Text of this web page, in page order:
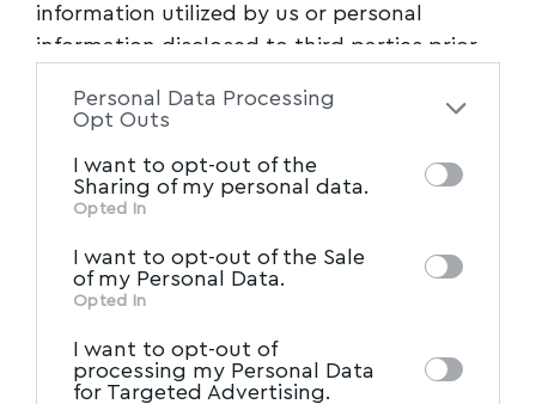
information utilized by us or personal
information disclosed to third parties prior
of the further disclosure of your personal
of downstream participants. This
information may also be disclosed by us to
Participantsthat may further disclose it to
other third parties.
Personal Data Processing
Opt Outs
I want to opt-out of the
Sharing of my personal data.
Opted In
I want to opt-out of the Sale
of my Personal Data.
Opted In
I want to opt-out of
processing my Personal Data
for Targeted Advertising.
Ειδικά όταν έχουν εγγυήσεις για τις καλές
τους προθέσεις. Για συννενόηση
«πεφωτισμένων» μιλάμε πάντα. Κοσμικών και
«αγίων» βεβαίως…
Ακολουθήστε το myvolos.net στο
τις ειδήσεις.
του Myvolos.net στο Youtube